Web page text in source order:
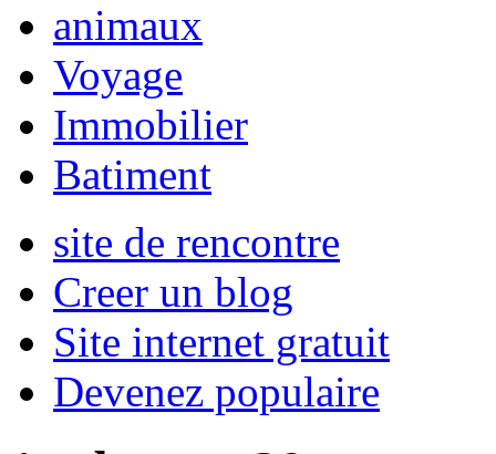
animaux
Voyage
Immobilier
Batiment
site de rencontre
Creer un blog
Site internet gratuit
Devenez populaire